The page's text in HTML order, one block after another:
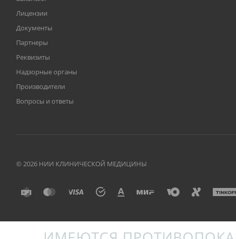
Лицензии
Документы
Партнеры
Реквизиты
Надзорные органы
Производители
Вопросы и ответы
© 2026 НИИ КЛИНИЧЕСКОЙ МЕДИЦИНЫ